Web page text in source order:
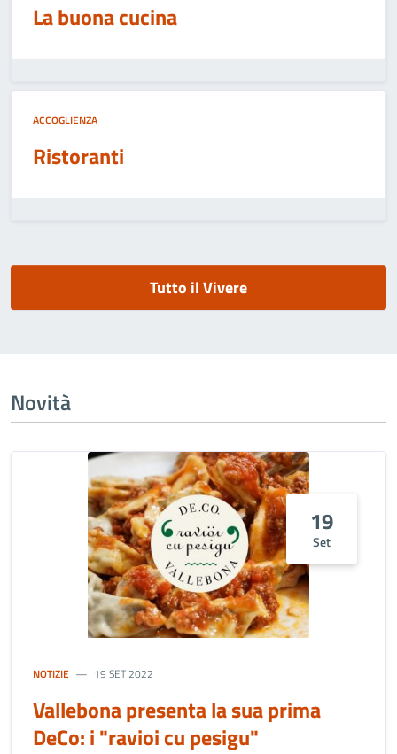
La buona cucina
ACCOGLIENZA
Ristoranti
Tutto il Vivere
Novità
19
Set
NOTIZIE 19 SET 2022
Vallebona presenta la sua prima
DeCo: i "ravioi cu pesigu"